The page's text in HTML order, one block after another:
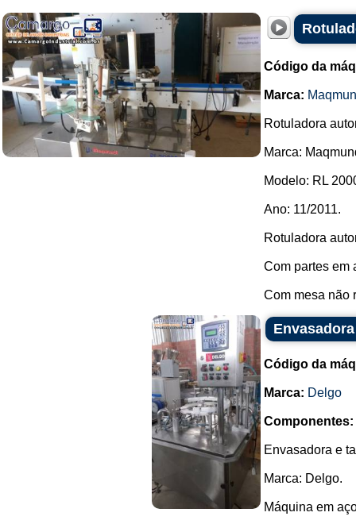
Código da
Marca:
Rotuladora
Marca:
Modelo: RL
Ano: 11/2011.
Rotuladora
Com partes em
Com mesa não
Código da
Marca: Delgo
Componentes:
Envasadora e
Marca: Delgo.
Máquina em